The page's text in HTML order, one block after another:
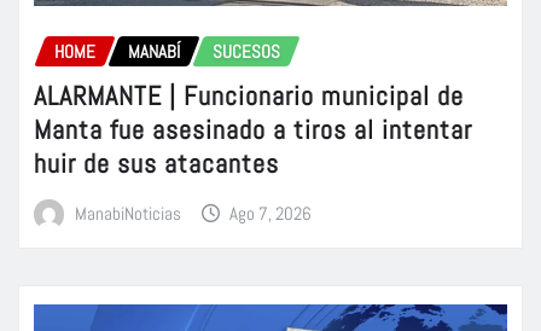
HOME MANABÍ SUCESOS
ALARMANTE | Funcionario municipal de
Manta fue asesinado a tiros al intentar
huir de sus atacantes
ManabiNoticias Ago 7, 2026